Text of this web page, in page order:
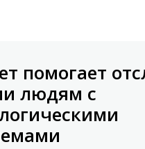
помогает
людям с